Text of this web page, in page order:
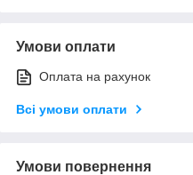
Умови оплати
Оплата на рахунок
Всі умови оплати
Умови повернення